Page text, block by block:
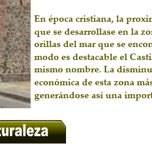
En época cristiana, la
que se desarrollase en la
orillas del mar que se
modo es destacable el
mismo nombre. La
económica de esta zona
generándose así una